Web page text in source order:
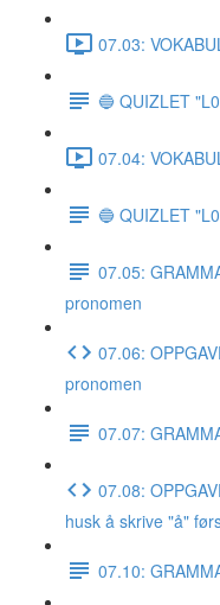
07.03:
🔵 QUIZLET
07.04:
🔵 QUIZLET
07.05:
pronomen
07.06:
pronomen
07.07:
07.08:
husk å skrive "å"
07.10: